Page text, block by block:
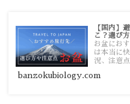
【国内】
こ？選び
お盆にお
は本当に
況、注意
す。
banzokubiology.com